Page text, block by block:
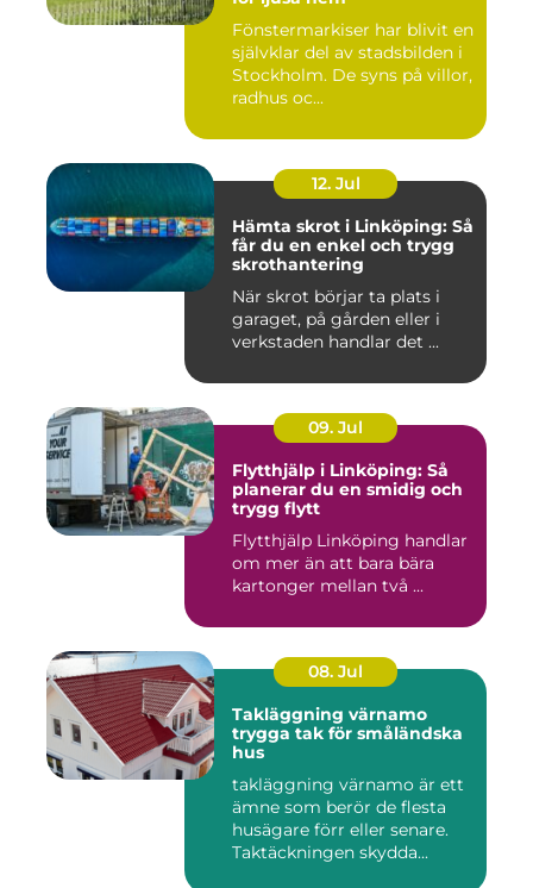
Fönstermarkiser har blivit en
självklar del av stadsbilden i
Stockholm. De syns på villor,
radhus oc...
12. Jul
Hämta skrot i Linköping: Så
får du en enkel och trygg
skrothantering
När skrot börjar ta plats i
garaget, på gården eller i
verkstaden handlar det ...
09. Jul
Flytthjälp i Linköping: Så
planerar du en smidig och
trygg flytt
Flytthjälp Linköping handlar
om mer än att bara bära
kartonger mellan två ...
08. Jul
Takläggning värnamo
trygga tak för småländska
hus
takläggning värnamo är ett
ämne som berör de flesta
husägare förr eller senare.
Taktäckningen skydda...